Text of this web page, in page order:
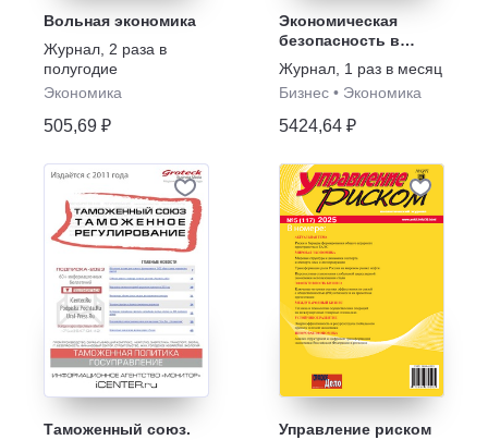
Вольная экономика
Журнал 2 раза в
полугодие
Экономика
505,69 ₽
Экономическая
безопасность в
бизнесе
Журнал 1 раз в месяц
Бизнес • Экономика
5424,64 ₽
Таможенный союз.
Управление риском